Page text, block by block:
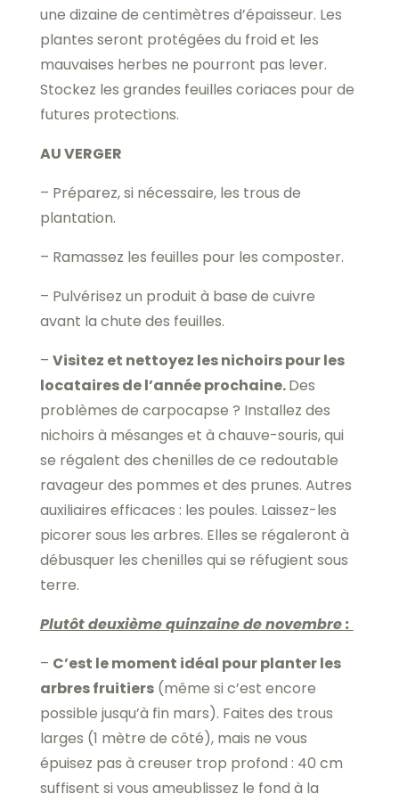
une dizaine de centimètres d’épaisseur. Les
plantes seront protégées du froid et les
mauvaises herbes ne pourront pas lever.
Stockez les grandes feuilles coriaces pour de
futures protections.
AU VERGER
– Préparez, si nécessaire, les trous de
plantation.
– Ramassez les feuilles pour les composter.
– Pulvérisez un produit à base de cuivre
avant la chute des feuilles.
– Visitez et nettoyez les nichoirs pour les
locataires de l’année prochaine.Des
problèmes de carpocapse ? Installez des
nichoirs à mésanges et à chauve-souris, qui
se régalent des chenilles de ce redoutable
ravageur des pommes et des prunes. Autres
auxiliaires efficaces : les poules. Laissez-les
picorer sous les arbres. Elles se régaleront à
débusquer les chenilles qui se réfugient sous
terre.
Plutôt deuxième quinzaine de novembre :
– C’est le moment idéal pour planter les
arbres fruitiers(même si c’est encore
possible jusqu’à fin mars). Faites des trous
larges (1 mètre de côté), mais ne vous
épuisez pas à creuser trop profond : 40 cm
suffisent si vous ameublissez le fond à la